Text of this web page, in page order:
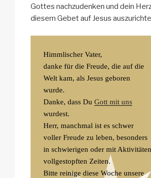
Gottes nachzudenken und dein
diesem Gebet auf Jesus
Himmlischer Vater,
danke für die Freude, die auf die
Welt kam, als Jesus geboren
wurde.
Danke, dass Du Gott mit uns
wurdest.
Herr, manchmal ist es schwer
voller Freude zu leben, besonders
in schwierigen oder mit Aktivitäten
vollgestopften Zeiten.
Bitte reinige diese Woche unsere